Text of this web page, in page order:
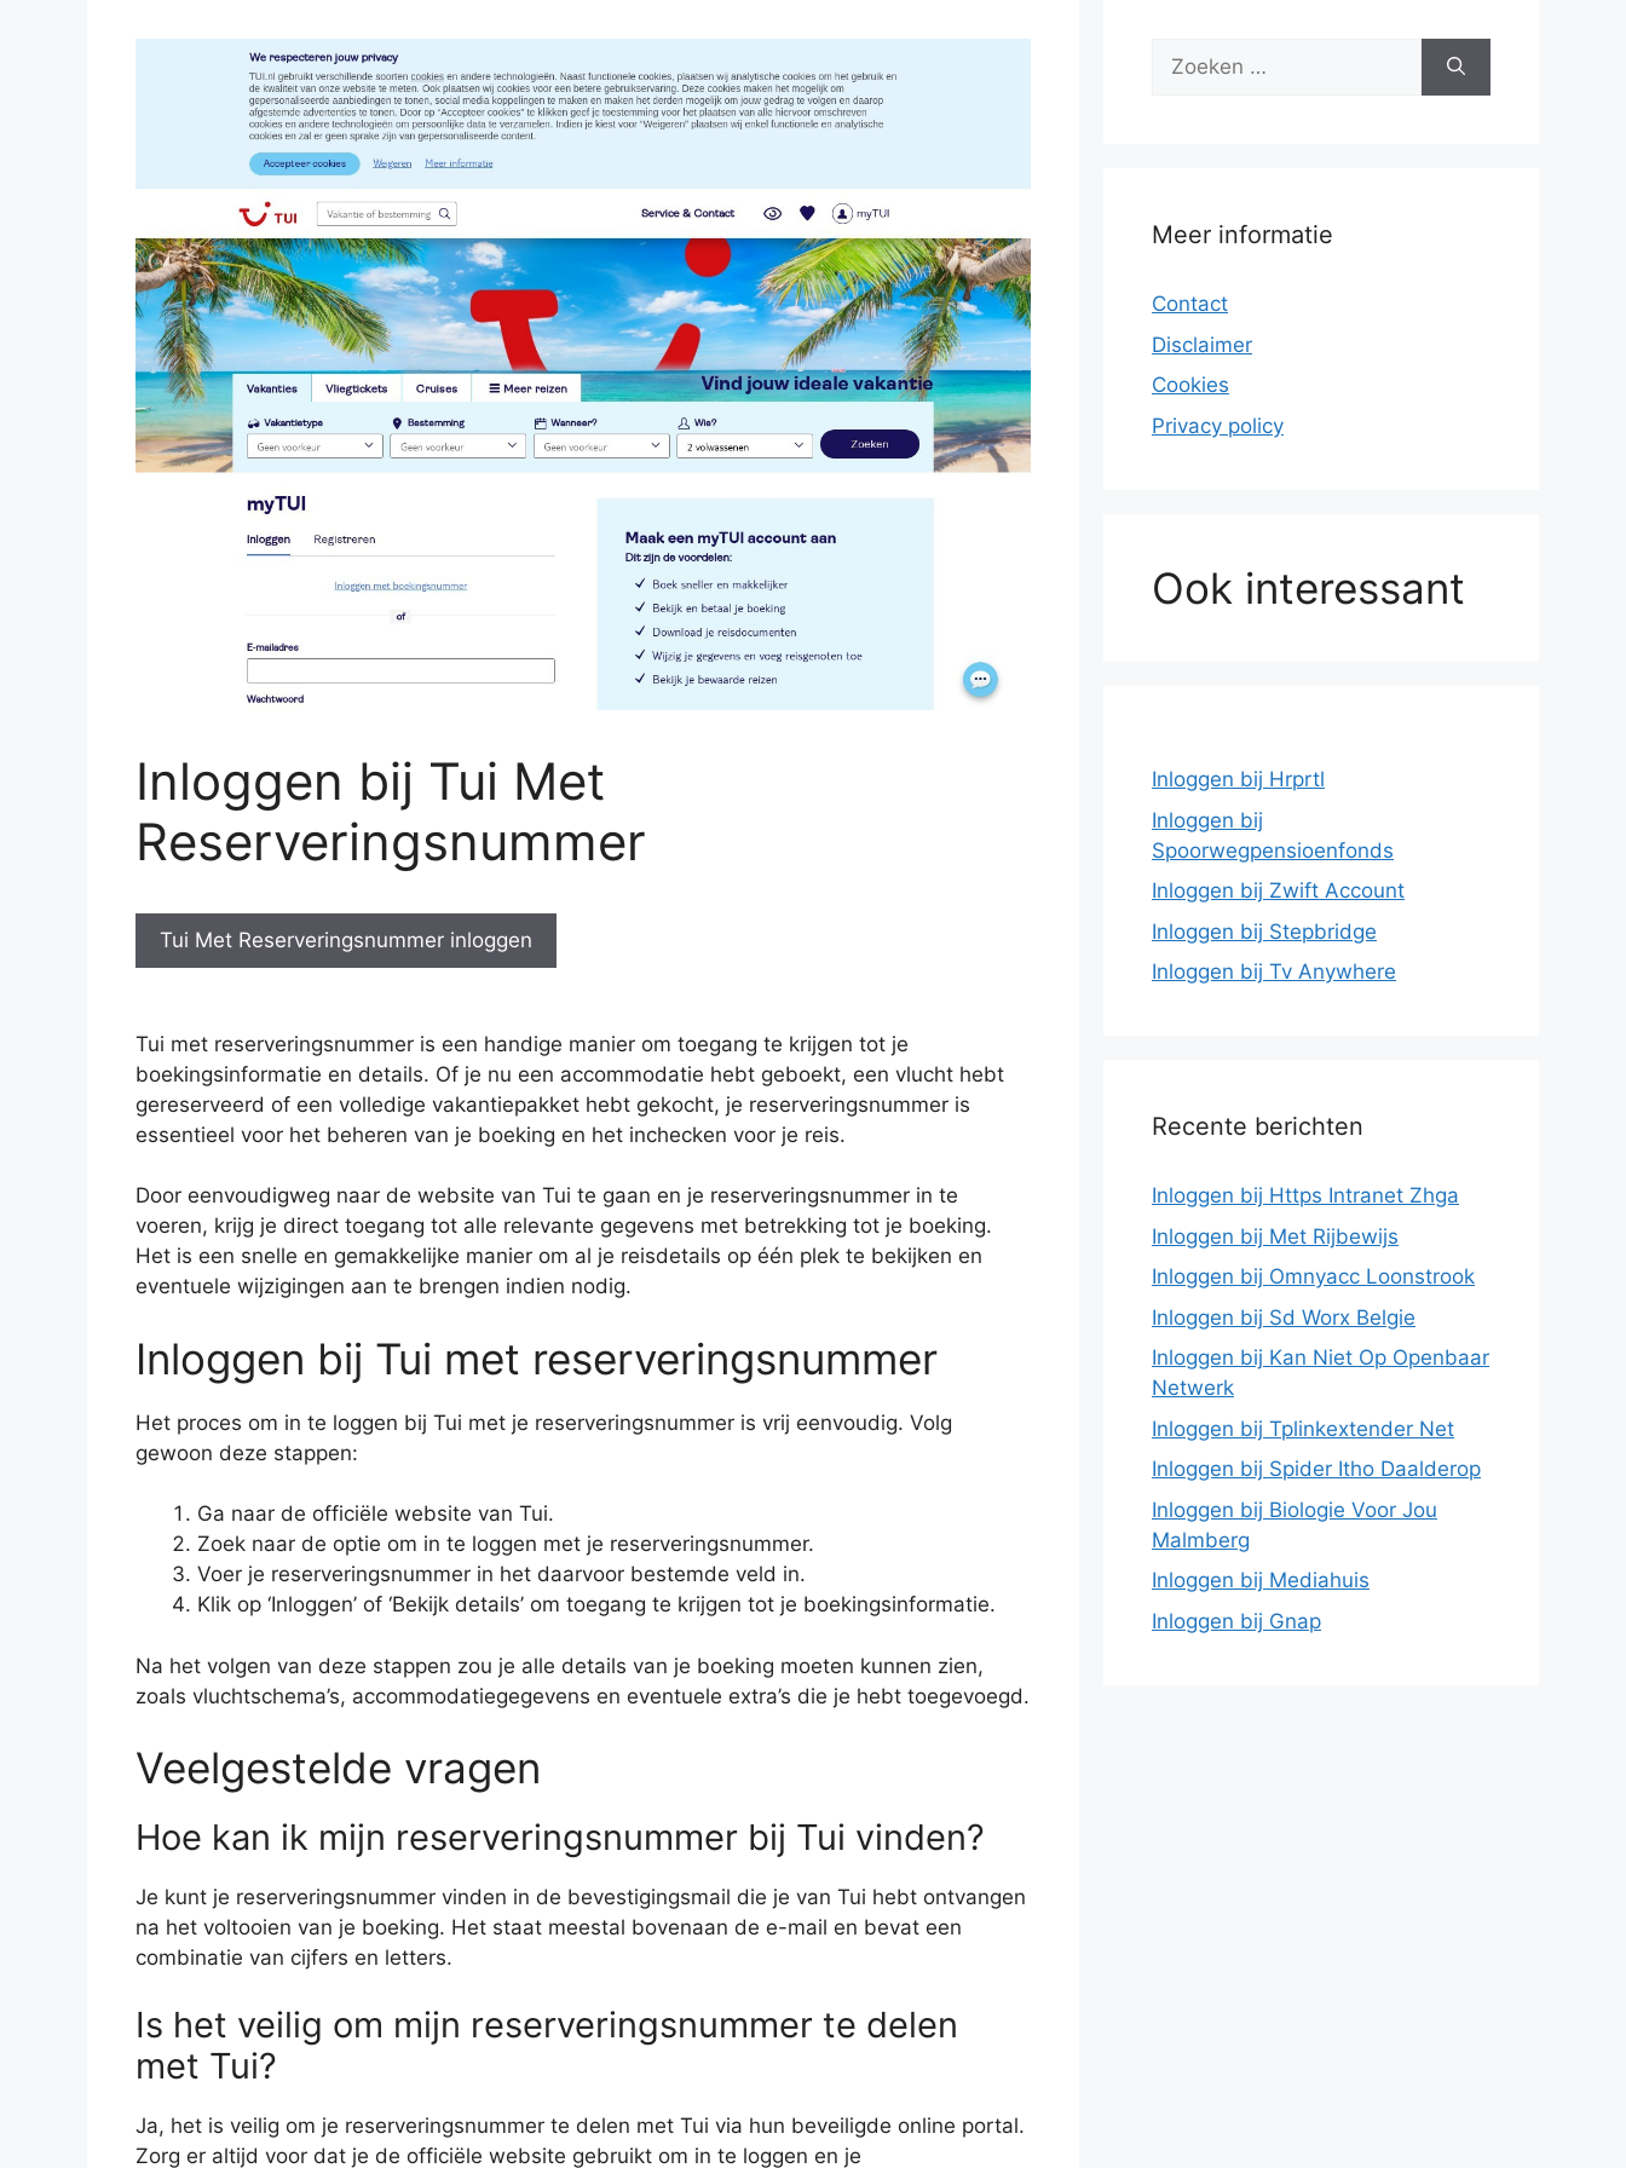
Inloggen bij Tui Met
Reserveringsnummer
Tui Met Reserveringsnummer inloggen
Tui met reserveringsnummer is een handige manier om toegang te krijgen tot je
boekingsinformatie en details. Of je nu een accommodatie hebt geboekt, een vlucht hebt
gereserveerd of een volledige vakantiepakket hebt gekocht, je reserveringsnummer is
essentieel voor het beheren van je boeking en het inchecken voor je reis.
Door eenvoudigweg naar de website van Tui te gaan en je reserveringsnummer in te
voeren, krijg je direct toegang tot alle relevante gegevens met betrekking tot je boeking.
Het is een snelle en gemakkelijke manier om al je reisdetails op één plek te bekijken en
eventuele wijzigingen aan te brengen indien nodig.
Inloggen bij Tui met reserveringsnummer
Het proces om in te loggen bij Tui met je reserveringsnummer is vrij eenvoudig. Volg
gewoon deze stappen:
Ga naar de officiële website van Tui.
Zoek naar de optie om in te loggen met je reserveringsnummer.
Voer je reserveringsnummer in het daarvoor bestemde veld in.
Klik op ‘Inloggen’ of ‘Bekijk details’ om toegang te krijgen tot je boekingsinformatie.
Na het volgen van deze stappen zou je alle details van je boeking moeten kunnen zien,
zoals vluchtschema’s, accommodatiegegevens en eventuele extra’s die je hebt toegevoegd.
Veelgestelde vragen
Hoe kan ik mijn reserveringsnummer bij Tui vinden?
Je kunt je reserveringsnummer vinden in de bevestigingsmail die je van Tui hebt ontvangen
na het voltooien van je boeking. Het staat meestal bovenaan de e-mail en bevat een
combinatie van cijfers en letters.
Is het veilig om mijn reserveringsnummer te delen
met Tui?
Ja, het is veilig om je reserveringsnummer te delen met Tui via hun beveiligde online portal.
Zorg er altijd voor dat je de officiële website gebruikt om in te loggen en je
Zoek
Meer informatie
Contact
Disclaimer
Cookies
Privacy policy
Ook interessant
Inloggen bij Hrprtl
Inloggen bij
Spoorwegpensioenfonds
Inloggen bij Zwift Account
Inloggen bij Stepbridge
Inloggen bij Tv Anywhere
Recente berichten
Inloggen bij Https Intranet Zhga
Inloggen bij Met Rijbewijs
Inloggen bij Omnyacc Loonstrook
Inloggen bij Sd Worx Belgie
Inloggen bij Kan Niet Op Openbaar
Netwerk
Inloggen bij Tplinkextender Net
Inloggen bij Spider Itho Daalderop
Inloggen bij Biologie Voor Jou
Malmberg
Inloggen bij Mediahuis
Inloggen bij Gnap